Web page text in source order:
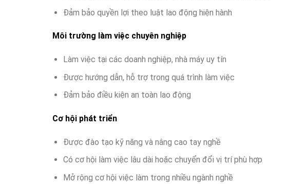
Đảm bảo quyền lợi theo luật lao động hiện hành
Môi trường làm việc chuyên nghiệp
Làm việc tại các doanh nghiệp, nhà máy uy tín
Được hướng dẫn, hỗ trợ trong quá trình làm việc
Đảm bảo điều kiện an toàn lao động
Cơ hội phát triển
Được đào tạo kỹ năng và nâng cao tay nghề
Có cơ hội làm việc lâu dài hoặc chuyển đổi vị trí phù hợp
Mở rộng cơ hội việc làm trong nhiều ngành nghề